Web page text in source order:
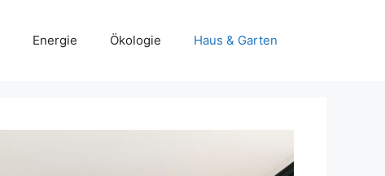
Energie Ökologie Haus & Garten